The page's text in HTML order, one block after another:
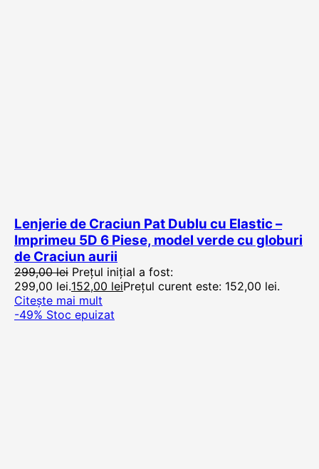
Lenjerie de Craciun Pat Dublu cu Elastic –
Imprimeu 5D 6 Piese, model verde cu globuri
de Craciun aurii
299,00lei Prețul inițial a fost:
299,00 lei.152,00 leiPrețul curent este: 152,00 lei.
Citește mai mult
-49% Stoc epuizat